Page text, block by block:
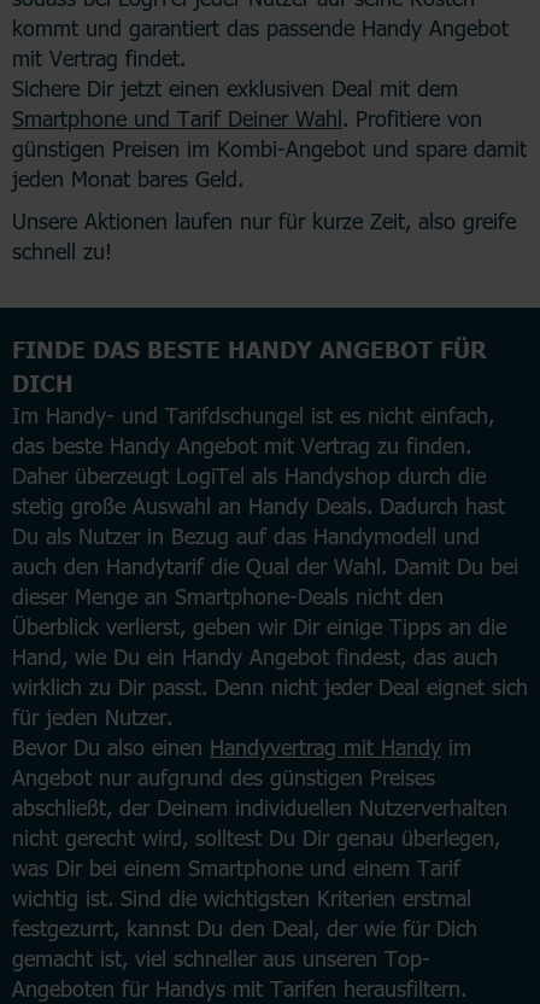
kommt und garantiert das passende Handy Angebot
mit Vertrag findet.
Sichere Dir jetzt einen exklusiven Deal mit dem
Smartphone und Tarif Deiner Wahl. Profitiere von
günstigen Preisen im Kombi-Angebot und spare damit
jeden Monat bares Geld.
Unsere Aktionen laufen nur für kurze Zeit, also greife
schnell zu!
FINDE DAS BESTE HANDY ANGEBOT FÜR
DICH
Im Handy- und Tarifdschungel ist es nicht einfach,
das beste Handy Angebot mit Vertrag zu finden.
Daher überzeugt LogiTel als Handyshop durch die
stetig große Auswahl an Handy Deals. Dadurch hast
Du als Nutzer in Bezug auf das Handymodell und
auch den Handytarif die Qual der Wahl. Damit Du bei
dieser Menge an Smartphone-Deals nicht den
Überblick verlierst, geben wir Dir einige Tipps an die
Hand, wie Du ein Handy Angebot findest, das auch
wirklich zu Dir passt. Denn nicht jeder Deal eignet sich
für jeden Nutzer.
Bevor Du also einen Handyvertrag mit Handy im
Angebot nur aufgrund des günstigen Preises
abschließt, der Deinem individuellen Nutzerverhalten
nicht gerecht wird, solltest Du Dir genau überlegen,
was Dir bei einem Smartphone und einem Tarif
wichtig ist. Sind die wichtigsten Kriterien erstmal
festgezurrt, kannst Du den Deal, der wie für Dich
gemacht ist, viel schneller aus unseren Top-
Angeboten für Handys mit Tarifen herausfiltern.